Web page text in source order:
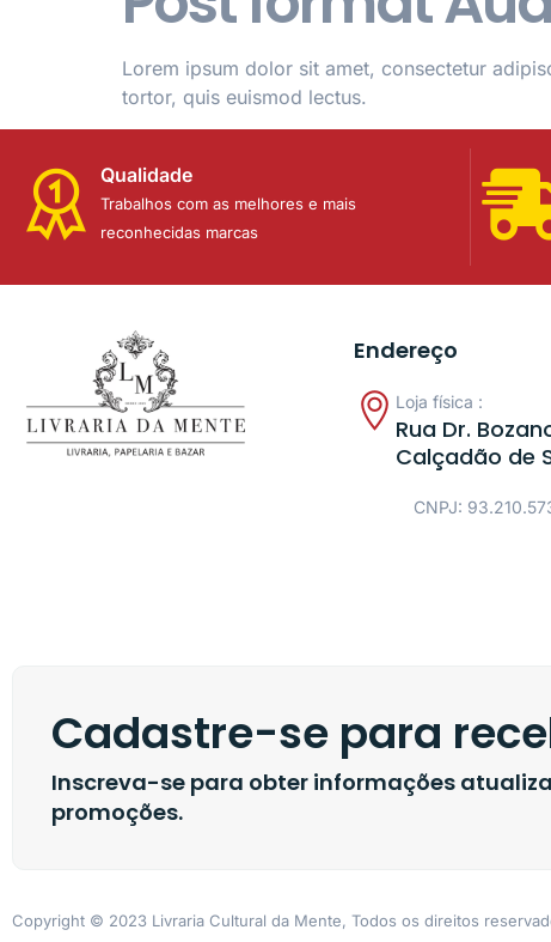
Lorem ipsum dolor sit amet, consectetur
tortor, quis euismod lectus.
Qualidade
Trabalhos com as melhores e mais
reconhecidas marcas
Endereço
Loja física :
Rua Dr.
Calçadão de
CNPJ:
Cadastre-se para
Inscreva-se para obter informações
promoções.
Copyright © 2023 Livraria Cultural da Mente, Todos os direitos